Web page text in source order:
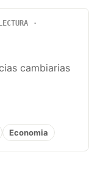
cambiarias
Economia